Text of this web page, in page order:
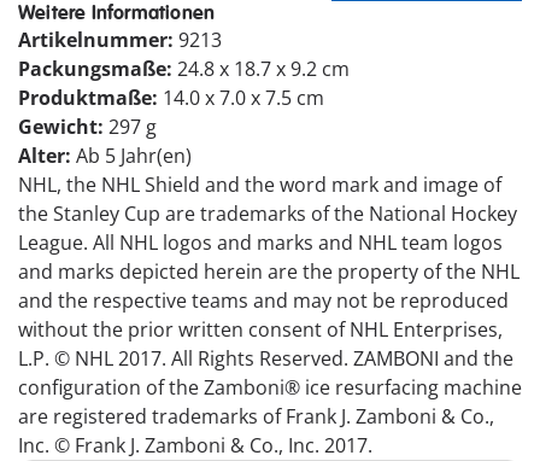
Weitere Informationen
Artikelnummer: 9213
Packungsmaße: 24.8 x 18.7 x 9.2 cm
Produktmaße: 14.0 x 7.0 x 7.5 cm
Gewicht: 297 g
Alter: Ab 5 Jahr(en)
NHL, the NHL Shield and the word mark and image of
the Stanley Cup are trademarks of the National Hockey
League. All NHL logos and marks and NHL team logos
and marks depicted herein are the property of the NHL
and the respective teams and may not be reproduced
without the prior written consent of NHL Enterprises,
L.P. © NHL 2017. All Rights Reserved. ZAMBONI and the
configuration of the Zamboni® ice resurfacing machine
are registered trademarks of Frank J. Zamboni & Co.,
Inc. © Frank J. Zamboni & Co., Inc. 2017.